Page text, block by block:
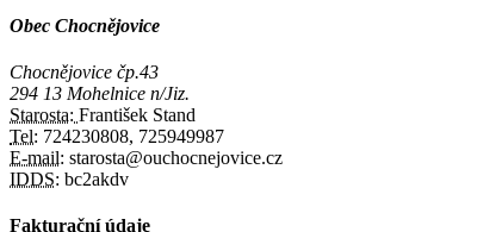
Obec Chocnějovice
Chocnějovice čp.43
294 13 Mohelnice n/Jiz.
Starosta: František Stand
Tel: 724230808, 725949987
E-mail: starosta@ouchocnejovice.cz
IDDS: bc2akdv
Fakturační údaje